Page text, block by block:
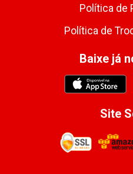
Política de
Política de
Baixe já
Site